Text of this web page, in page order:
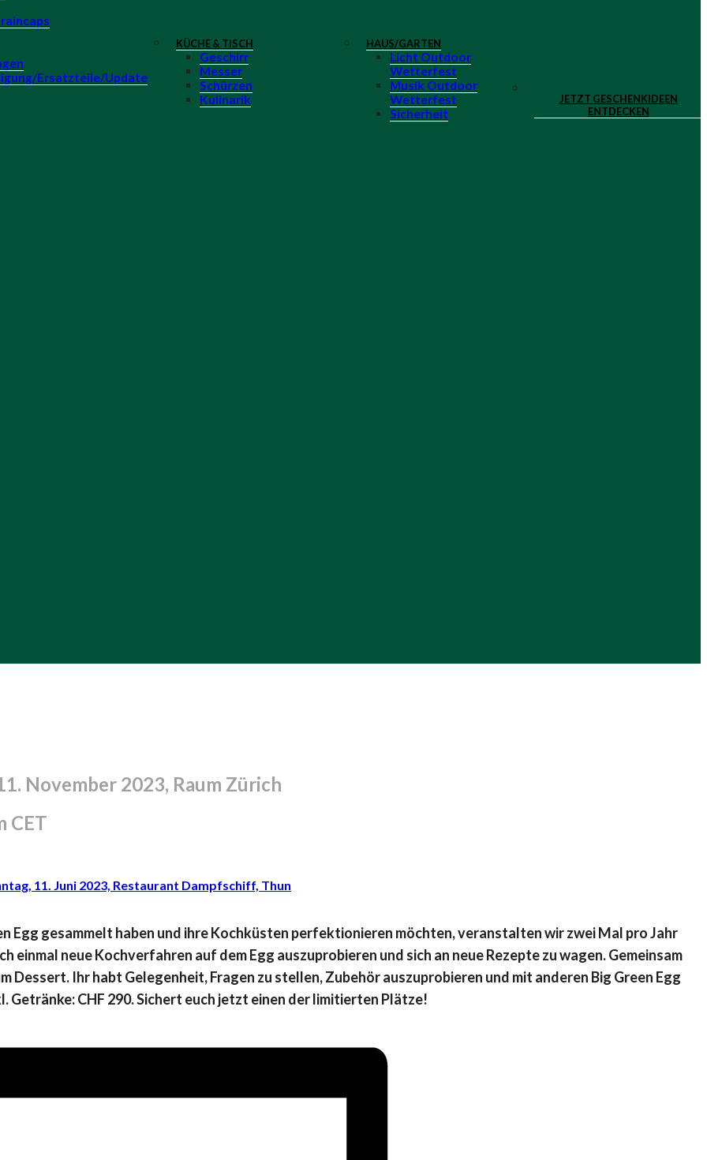
Ersatzteile/Update
KÜCHE & TISCH
Geschirr
Messer
Schürzen
Kulinarik
HAUS/GARTEN
Licht Outdoor
Wetterfest
Musik Outdoor
Wetterfest
Sicherheit
JETZT GESCHENKIDEEN
ENTDECKEN
November 2023, Raum Zürich
CET
11. Juni 2023, Restaurant Dampfschiff, Thun
Egg gesammelt haben und ihre Kochküsten perfektionieren möchten, veranstalten wir zwei Mal pro Jahr
einmal neue Kochverfahren auf dem Egg auszuprobieren und sich an neue Rezepte zu wagen. Gemeinsam
Dessert. Ihr habt Gelegenheit, Fragen zu stellen, Zubehör auszuprobieren und mit anderen Big Green Egg
Getränke: CHF 290. Sichert euch jetzt einen der limitierten Plätze!